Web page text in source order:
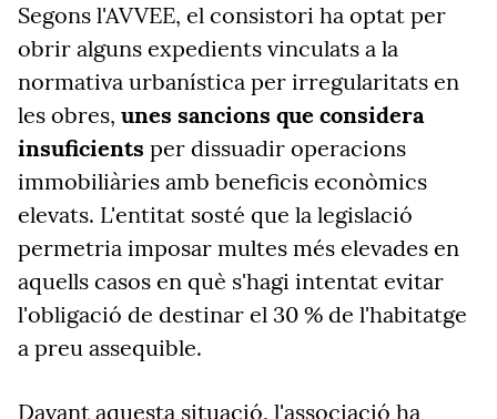
Segons l'AVVEE, el consistori ha optat per
obrir alguns expedients vinculats a la
normativa urbanística per irregularitats en
les obres, unes sancions que considera
insuficients per dissuadir operacions
immobiliàries amb beneficis econòmics
elevats. L'entitat sosté que la legislació
permetria imposar multes més elevades en
aquells casos en què s'hagi intentat evitar
l'obligació de destinar el 30 % de l'habitatge
a preu assequible.
Davant aquesta situació, l'associació ha